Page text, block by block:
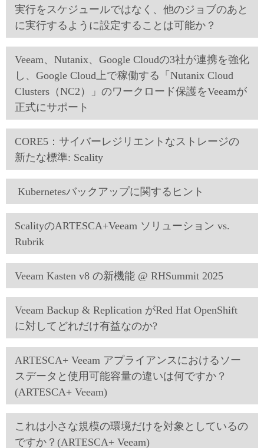
実行をスケジュールではなく、他のジョブのあと
に実行するように設定することは可能か？
Veeam、Nutanix、Google Cloudの3社が連携を強化
し、Google Cloud上で稼働する「Nutanix Cloud
Clusters（NC2）」のワークロード保護をVeeamが
正式にサポート
CORE5：サイバーレジリエントなストレージの
新たな標準: Scality
Kubernetesバックアップに関するヒント
ScalityのARTESCA+Veeam ソリューション vs.
Rubrik
Veeam Kasten v8 の新機能 @ RHSummit 2025
Veeam Backup & Replication がRed Hat OpenShift
に対してどれだけ有益なのか?
ARTESCA+ Veeam アプライアンスにおけるソー
スデータと使用可能容量の違いは何ですか？
(ARTESCA+ Veeam)
これは小さな規模の環境だけを対象としているの
ですか？(ARTESCA+ Veeam)